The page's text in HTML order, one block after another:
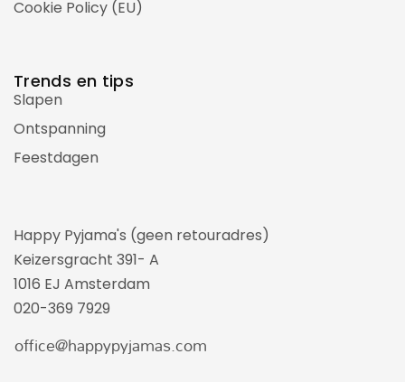
Cookie Policy (EU)
Trends en tips
Slapen
Ontspanning
Feestdagen
Happy Pyjama's (geen retouradres)
Keizersgracht 391- A
1016 EJ Amsterdam
020-369 7929